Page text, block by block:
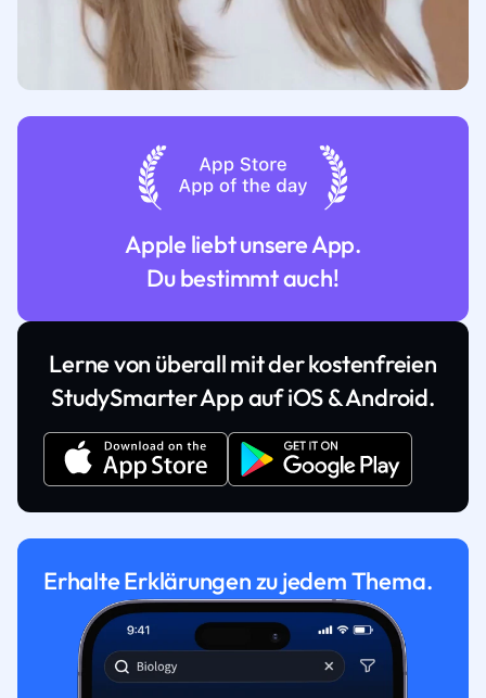
Apple liebt unsere App.
Du bestimmt auch!
Lerne von überall mit der kostenfreien
StudySmarter App auf iOS & Android.
Erhalte Erklärungen zu jedem Thema.